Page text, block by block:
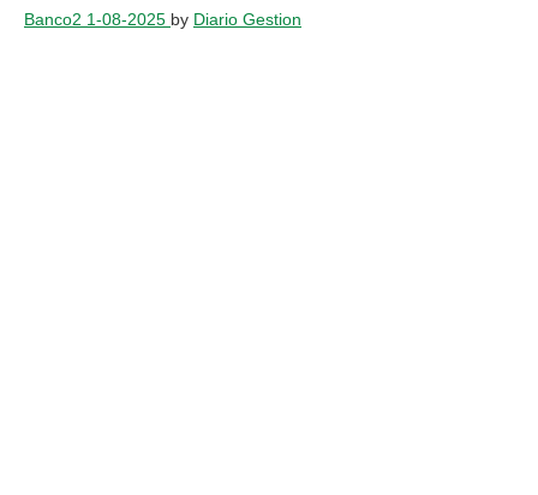
Banco2 1-08-2025 by Diario Gestion